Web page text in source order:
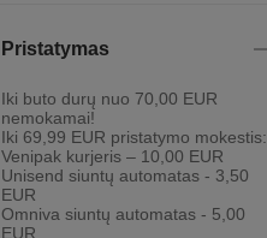
Pristatymas
Iki buto durų nuo 70,00 EUR
nemokamai!
Iki 69,99 EUR pristatymo mokestis:
Venipak kurjeris – 10,00 EUR
Unisend siuntų automatas - 3,50
EUR
Omniva siuntų automatas - 5,00
EUR